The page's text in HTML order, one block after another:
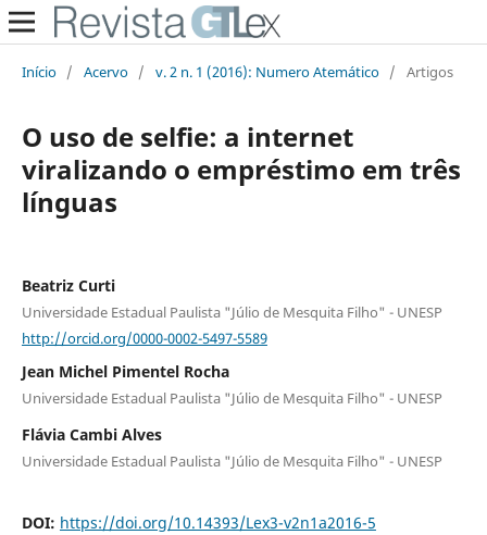
Início / Acervo / v. 2 n. 1 (2016): Numero Atemático / Artigos
O uso de selfie: a internet
viralizando o empréstimo em três
línguas
Beatriz Curti
Universidade Estadual Paulista "Júlio de Mesquita Filho" - UNESP
http://orcid.org/0000-0002-5497-5589
Jean Michel Pimentel Rocha
Universidade Estadual Paulista "Júlio de Mesquita Filho" - UNESP
Flávia Cambi Alves
Universidade Estadual Paulista "Júlio de Mesquita Filho" - UNESP
DOI: https://doi.org/10.14393/Lex3-v2n1a2016-5